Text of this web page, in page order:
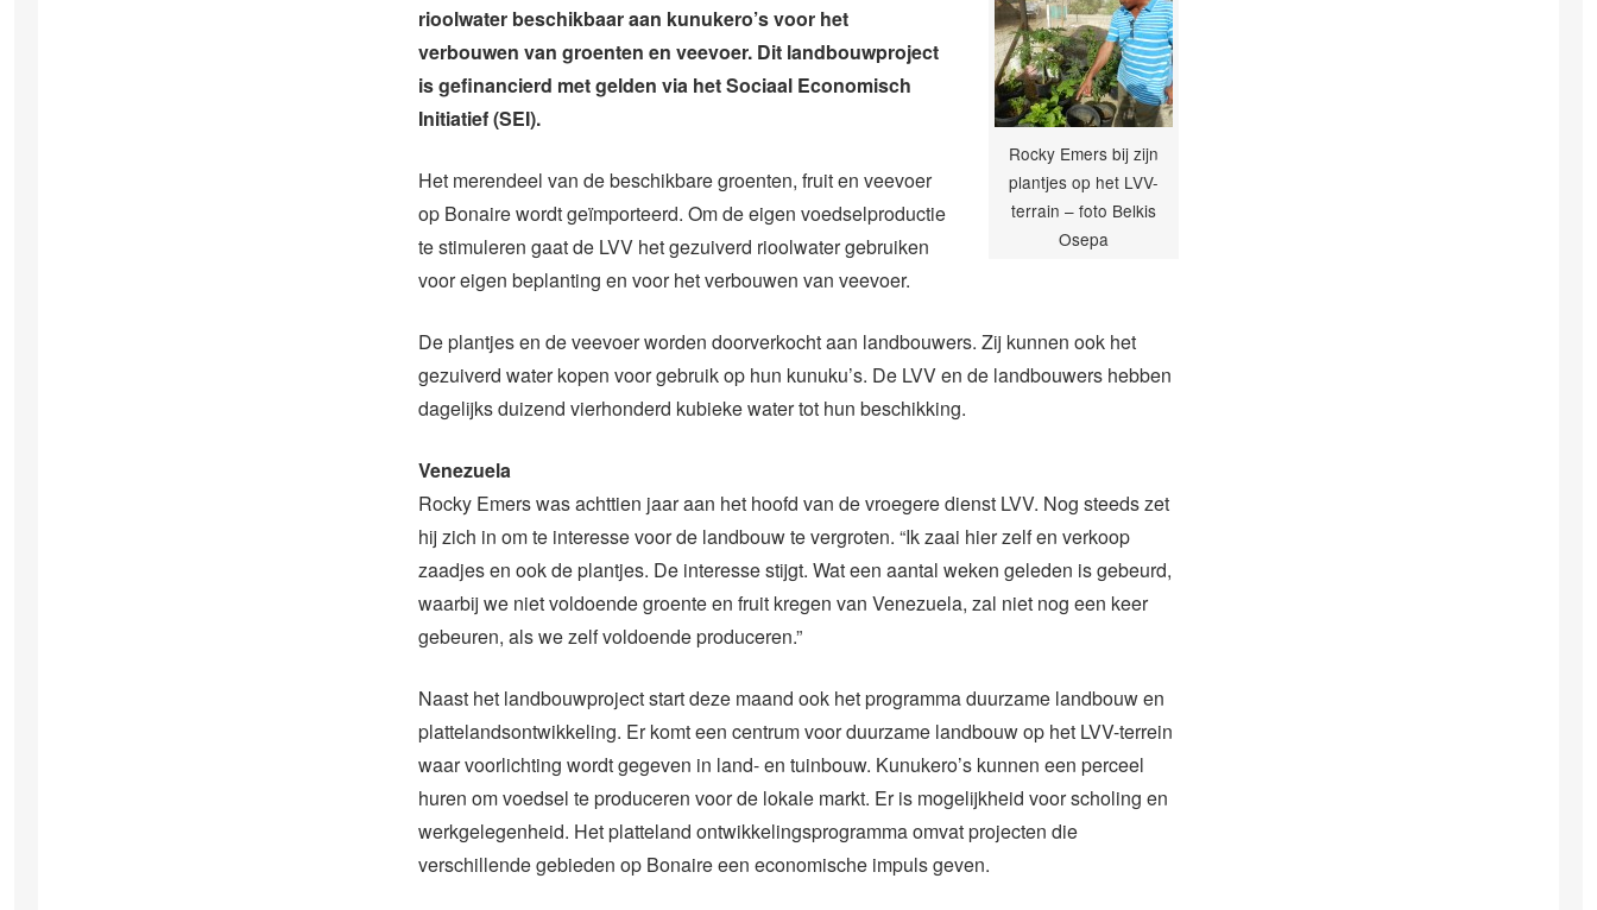
Rocky Emers bij zijn
plantjes op het LVV-
terrain – foto Belkis
Osepa
rioolwater beschikbaar aan kunukero’s voor het
verbouwen van groenten en veevoer. Dit landbouwproject
is gefinancierd met gelden via het Sociaal Economisch
Initiatief (SEI).
Het merendeel van de beschikbare groenten, fruit en veevoer
op Bonaire wordt geïmporteerd. Om de eigen voedselproductie
te stimuleren gaat de LVV het gezuiverd rioolwater gebruiken
voor eigen beplanting en voor het verbouwen van veevoer.
De plantjes en de veevoer worden doorverkocht aan landbouwers. Zij kunnen ook het
gezuiverd water kopen voor gebruik op hun kunuku’s. De LVV en de landbouwers hebben
dagelijks duizend vierhonderd kubieke water tot hun beschikking.
Venezuela
Rocky Emers was achttien jaar aan het hoofd van de vroegere dienst LVV. Nog steeds zet
hij zich in om te interesse voor de landbouw te vergroten. “Ik zaai hier zelf en verkoop
zaadjes en ook de plantjes. De interesse stijgt. Wat een aantal weken geleden is gebeurd,
waarbij we niet voldoende groente en fruit kregen van Venezuela, zal niet nog een keer
gebeuren, als we zelf voldoende produceren.”
Naast het landbouwproject start deze maand ook het programma duurzame landbouw en
plattelandsontwikkeling. Er komt een centrum voor duurzame landbouw op het LVV-terrein
waar voorlichting wordt gegeven in land- en tuinbouw. Kunukero’s kunnen een perceel
huren om voedsel te produceren voor de lokale markt. Er is mogelijkheid voor scholing en
werkgelegenheid. Het platteland ontwikkelingsprogramma omvat projecten die
verschillende gebieden op Bonaire een economische impuls geven.